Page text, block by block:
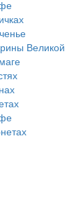
Великой